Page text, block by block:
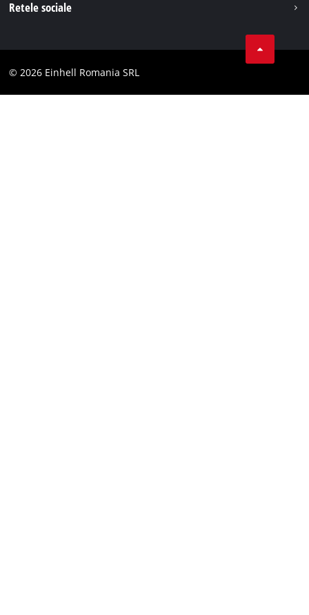
Einhell in lume
Declaratie de accesibilitate
Retele sociale
Facebook
© 2026 Einhell Romania SRL